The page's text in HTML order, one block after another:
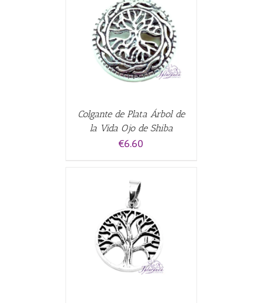
Colgante de Plata Árbol de
la Vida Ojo de Shiba
€6.60